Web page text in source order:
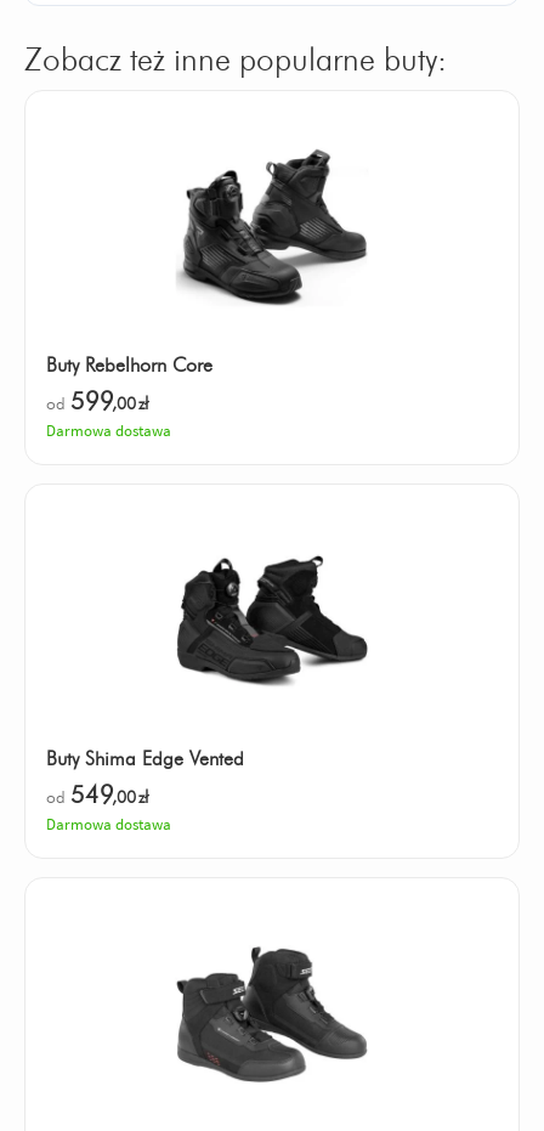
Zobacz też inne popularne buty:
Buty Rebelhorn Core
od 599,00zł
Darmowa dostawa
Buty Shima Edge Vented
od 549,00zł
Darmowa dostawa